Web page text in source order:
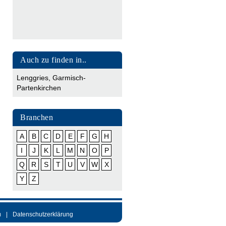
Auch zu finden in..
Lenggries Garmisch-
Partenkirchen
Branchen
A B C D E F G
H
I
J K L M N O
P
Q
R S T U V W
X
Y
Z
Datenschutzerklärung